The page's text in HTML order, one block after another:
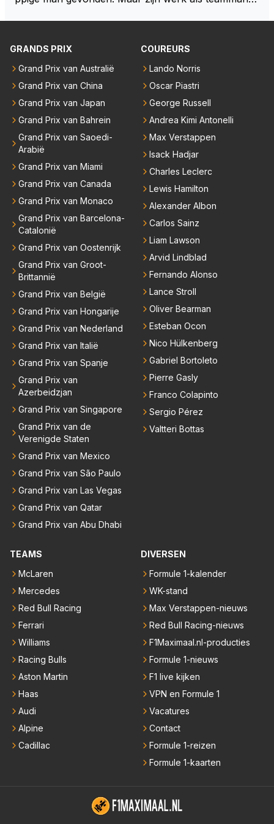
ezelfde weg te bewandelen als analist. En dat is niet
k, maar zijn werk als specialistisch commentator en
presentator bij RTL Duitsland, een televisiezender di
e de Formule 1 uitzendt in Duitsland..., mwah!
GRANDS PRIX
Grand Prix van Australië
Grand Prix van China
Grand Prix van Japan
Grand Prix van Bahrein
Grand Prix van Saoedi-
Arabië
Grand Prix van Miami
Grand Prix van Canada
Grand Prix van Monaco
Grand Prix van Barcelona-
Catalonië
Grand Prix van Oostenrijk
Grand Prix van Groot-
Brittannië
Grand Prix van België
Grand Prix van Hongarije
Grand Prix van Nederland
Grand Prix van Italië
Grand Prix van Spanje
Grand Prix van
Azerbeidzjan
Grand Prix van Singapore
Grand Prix van de
Verenigde Staten
Grand Prix van Mexico
Grand Prix van São Paulo
Grand Prix van Las Vegas
Grand Prix van Qatar
Grand Prix van Abu Dhabi
COUREURS
Lando Norris
Oscar Piastri
George Russell
Andrea Kimi Antonelli
Max Verstappen
Isack Hadjar
Charles Leclerc
Lewis Hamilton
Alexander Albon
Carlos Sainz
Liam Lawson
Arvid Lindblad
Fernando Alonso
Lance Stroll
Oliver Bearman
Esteban Ocon
Nico Hülkenberg
Gabriel Bortoleto
Pierre Gasly
Franco Colapinto
Sergio Pérez
Valtteri Bottas
TEAMS
McLaren
Mercedes
Red Bull Racing
Ferrari
Williams
Racing Bulls
Aston Martin
Haas
Audi
Alpine
Cadillac
DIVERSEN
Formule 1-kalender
WK-stand
Max Verstappen-nieuws
Red Bull Racing-nieuws
F1Maximaal.nl-producties
Formule 1-nieuws
F1 live kijken
VPN en Formule 1
Vacatures
Contact
Formule 1-reizen
Formule 1-kaarten